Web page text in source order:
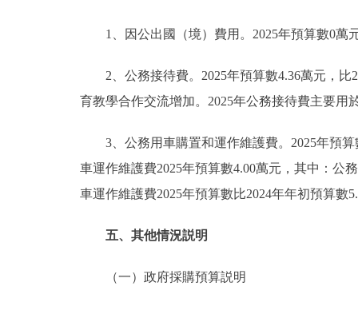
1、因公出國（境）費用。2025年預算數0萬
2、公務接待費。2025年預算數4.36萬元，比
育教學合作交流增加。2025年公務接待費主要用
3、公務用車購置和運作維護費。2025年預算
車運作維護費2025年預算數4.00萬元，其中：公
車運作維護費2025年預算數比2024年年初預算
五、其他情況説明
（一）政府採購預算説明